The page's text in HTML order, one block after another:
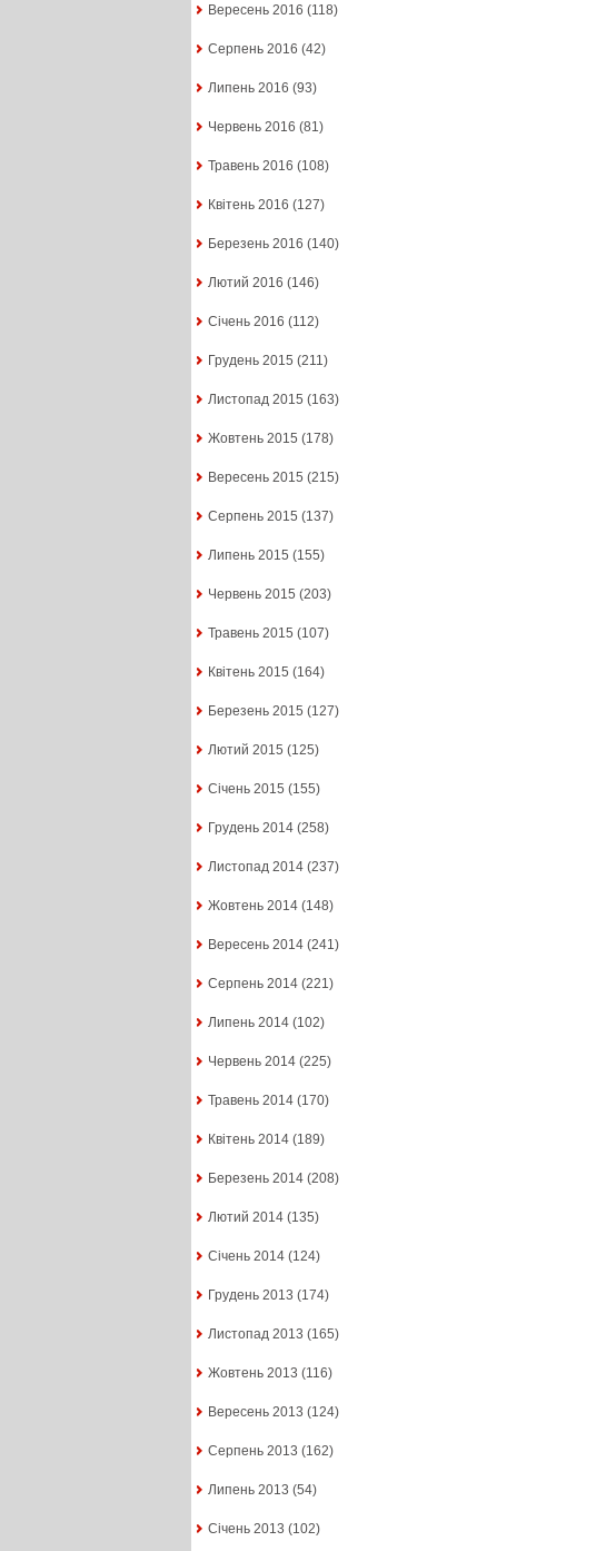
Вересень 2016 (118)
Серпень 2016 (42)
Липень 2016 (93)
Червень 2016 (81)
Травень 2016 (108)
Квітень 2016 (127)
Березень 2016 (140)
Лютий 2016 (146)
Січень 2016 (112)
Грудень 2015 (211)
Листопад 2015 (163)
Жовтень 2015 (178)
Вересень 2015 (215)
Серпень 2015 (137)
Липень 2015 (155)
Червень 2015 (203)
Травень 2015 (107)
Квітень 2015 (164)
Березень 2015 (127)
Лютий 2015 (125)
Січень 2015 (155)
Грудень 2014(258)
Листопад 2014(237)
Жовтень 2014(148)
Вересень 2014(241)
Серпень 2014(221)
Липень 2014(102)
Червень 2014(225)
Травень 2014(170)
Квітень 2014(189)
Березень 2014(208)
Лютий 2014(135)
Січень 2014(124)
Грудень 2013 (174)
Листопад 2013 (165)
Жовтень 2013 (116)
Вересень 2013 (124)
Серпень 2013 (162)
Липень 2013 (54)
Січень 2013 (102)